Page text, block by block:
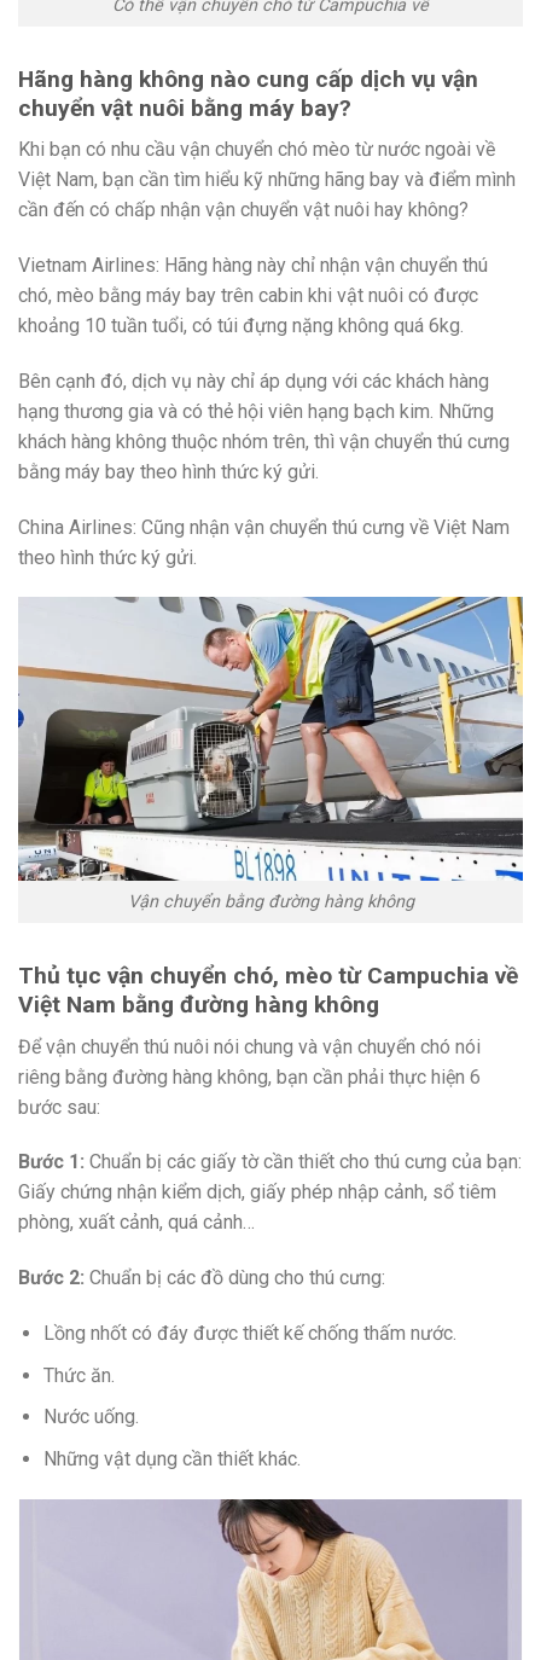
Có thể vận chuyển chó từ Campuchia về
Hãng hàng không nào cung cấp dịch vụ vận
chuyển vật nuôi bằng máy bay?
Khi bạn có nhu cầu vận chuyển chó mèo từ nước ngoài về
Việt Nam, bạn cần tìm hiểu kỹ những hãng bay và điểm mình
cần đến có chấp nhận vận chuyển vật nuôi hay không?
Vietnam Airlines: Hãng hàng này chỉ nhận vận chuyển thú
chó, mèo bằng máy bay trên cabin khi vật nuôi có được
khoảng 10 tuần tuổi, có túi đựng nặng không quá 6kg.
Bên cạnh đó, dịch vụ này chỉ áp dụng với các khách hàng
hạng thương gia và có thẻ hội viên hạng bạch kim. Những
khách hàng không thuộc nhóm trên, thì vận chuyển thú cưng
bằng máy bay theo hình thức ký gửi.
China Airlines: Cũng nhận vận chuyển thú cưng về Việt Nam
theo hình thức ký gửi.
Vận chuyển bằng đường hàng không
Thủ tục vận chuyển chó, mèo từ Campuchia về
Việt Nam bằng đường hàng không
Để vận chuyển thú nuôi nói chung và vận chuyển chó nói
riêng bằng đường hàng không, bạn cần phải thực hiện 6
bước sau:
Bước 1: Chuẩn bị các giấy tờ cần thiết cho thú cưng của bạn:
Giấy chứng nhận kiểm dịch, giấy phép nhập cảnh, sổ tiêm
phòng, xuất cảnh, quá cảnh…
Bước 2: Chuẩn bị các đồ dùng cho thú cưng:
Lồng nhốt có đáy được thiết kế chống thấm nước.
Thức ăn.
Nước uống.
Những vật dụng cần thiết khác.